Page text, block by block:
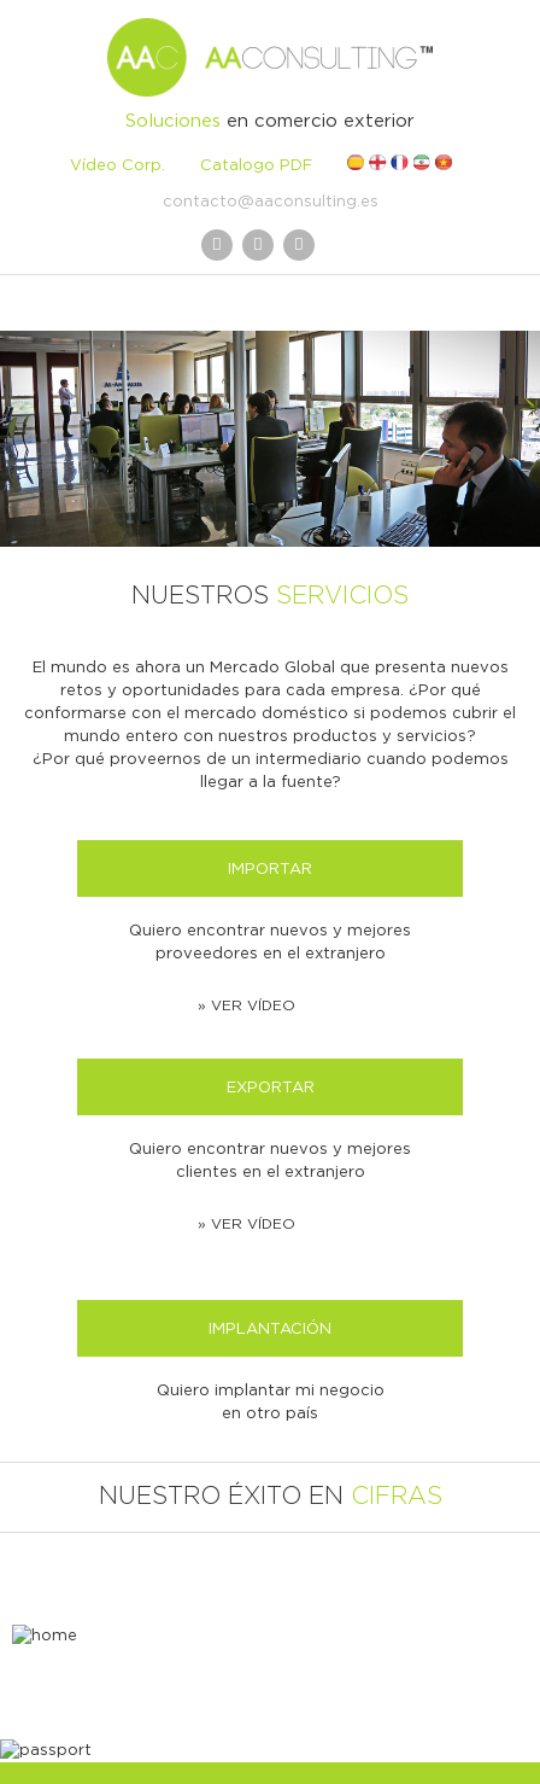
Soluciones en comercio exterior
Vídeo Corp. Catalogo PDF
contacto@aaconsulting.es
NUESTROS SERVICIOS
El mundo es ahora un Mercado Global que presenta nuevos
retos y oportunidades para cada empresa. ¿Por qué
conformarse con el mercado doméstico si podemos cubrir el
mundo entero con nuestros productos y servicios?
¿Por qué proveernos de un intermediario cuando podemos
llegar a la fuente?
IMPORTAR
Quiero encontrar nuevos y mejores
proveedores en el extranjero
» VER VÍDEO
EXPORTAR
Quiero encontrar nuevos y mejores
clientes en el extranjero
» VER VÍDEO
IMPLANTACIÓN
Quiero implantar mi negocio
en otro país
NUESTRO ÉXITO EN CIFRAS